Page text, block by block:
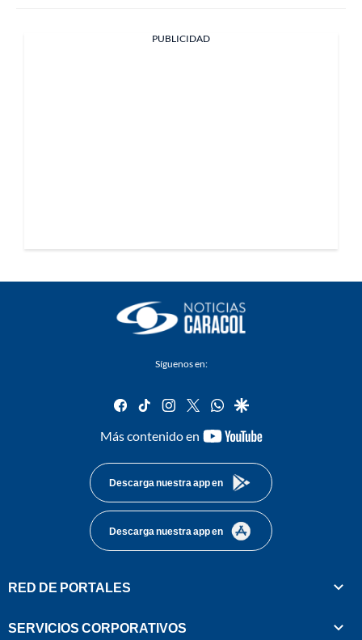
PUBLICIDAD
Síguenos en:
facebook
tiktok instagram
twitterwhatsapp
google
Más contenido en
youtube-
Descarga nuestra app en
Descarga nuestra app en
RED DE PORTALES
SERVICIOS CORPORATIVOS